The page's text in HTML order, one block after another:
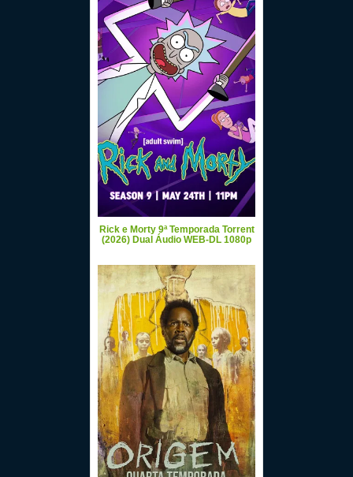
Rick e Morty 9ª Temporada Torrent
(2026) Dual Áudio WEB-DL 1080p